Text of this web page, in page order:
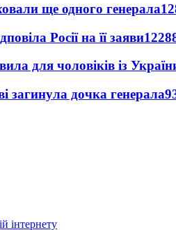
ще одного генерала
Росії на її заяви
для чоловіків із
загинула дочка генерала